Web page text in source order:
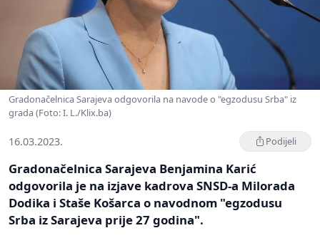
Gradonačelnica Sarajeva odgovorila na navode o "egzodusu Srba" iz
grada (Foto: I. L./Klix.ba)
16.03.2023. Podijeli
Gradonačelnica Sarajeva Benjamina Karić
odgovorila je na izjave kadrova SNSD-a Milorada
Dodika i Staše Košarca o navodnom "egzodusu
Srba iz Sarajeva prije 27 godina".